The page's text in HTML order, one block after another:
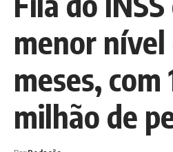
menor nível
meses, com
milhão de